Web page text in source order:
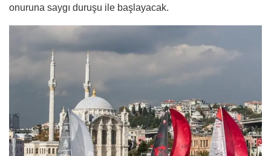
onuruna saygı duruşu ile başlayacak.